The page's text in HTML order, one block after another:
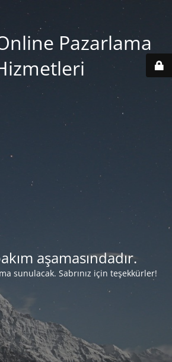
Pazarlama
aşamasındadır.
sunulacak. Sabrınız için teşekkürler!